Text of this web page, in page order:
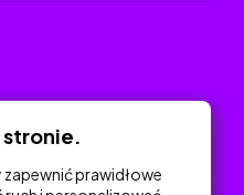
stronie.
prawidłowe